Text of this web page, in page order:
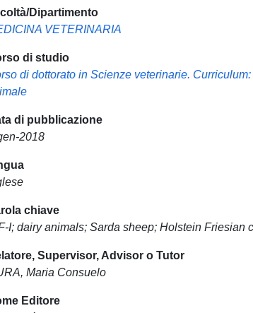
Dipartimento
VETERINARIA
di studio
di dottorato in Scienze veterinarie.
di pubblicazione
2018
chiave
I; dairy animals; Sarda sheep; Holstein Friesian
Supervisor, Advisor o Tutor
Maria Consuelo
Editore